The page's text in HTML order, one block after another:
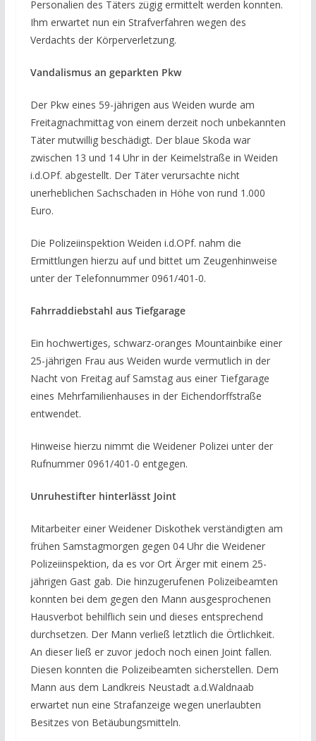
Personalien des Täters zügig ermittelt werden konnten.
Ihm erwartet nun ein Strafverfahren wegen des
Verdachts der Körperverletzung.
Vandalismus an geparkten Pkw
Der Pkw eines 59-jährigen aus Weiden wurde am
Freitagnachmittag von einem derzeit noch unbekannten
Täter mutwillig beschädigt. Der blaue Skoda war
zwischen 13 und 14 Uhr in der Keimelstraße in Weiden
i.d.OPf. abgestellt. Der Täter verursachte nicht
unerheblichen Sachschaden in Höhe von rund 1.000
Euro.
Die Polizeiinspektion Weiden i.d.OPf. nahm die
Ermittlungen hierzu auf und bittet um Zeugenhinweise
unter der Telefonnummer 0961/401-0.
Fahrraddiebstahl aus Tiefgarage
Ein hochwertiges, schwarz-oranges Mountainbike einer
25-jährigen Frau aus Weiden wurde vermutlich in der
Nacht von Freitag auf Samstag aus einer Tiefgarage
eines Mehrfamilienhauses in der Eichendorffstraße
entwendet.
Hinweise hierzu nimmt die Weidener Polizei unter der
Rufnummer 0961/401-0 entgegen.
Unruhestifter hinterlässt Joint
Mitarbeiter einer Weidener Diskothek verständigten am
frühen Samstagmorgen gegen 04 Uhr die Weidener
Polizeiinspektion, da es vor Ort Ärger mit einem 25-
jährigen Gast gab. Die hinzugerufenen Polizeibeamten
konnten bei dem gegen den Mann ausgesprochenen
Hausverbot behilflich sein und dieses entsprechend
durchsetzen. Der Mann verließ letztlich die Örtlichkeit.
An dieser ließ er zuvor jedoch noch einen Joint fallen.
Diesen konnten die Polizeibeamten sicherstellen. Dem
Mann aus dem Landkreis Neustadt a.d.Waldnaab
erwartet nun eine Strafanzeige wegen unerlaubten
Besitzes von Betäubungsmitteln.